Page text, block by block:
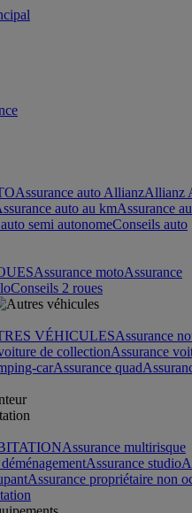
Assurance auto AllianzAllianz
auto au kmAssurance
semi autonomeConseils auto
Assurance motoAssurance
Conseils 2 roues
VÉHICULESAssurance
de collectionAssurance
carAssurance quad
Assurance multirisque
Assurance studio
Assurance propriétaire non